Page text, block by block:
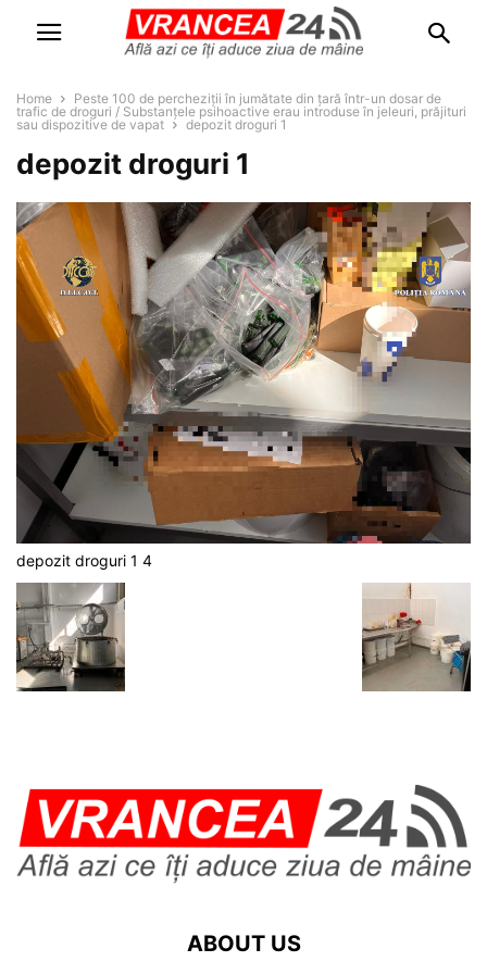
Home
Peste 100 de percheziții în jumătate din țară într-un dosar de
trafic de droguri / Substanțele psihoactive erau introduse în jeleuri, prăjituri
sau dispozitive de vapat
depozit droguri 1
depozit droguri 1
depozit droguri 1 4
ABOUT US